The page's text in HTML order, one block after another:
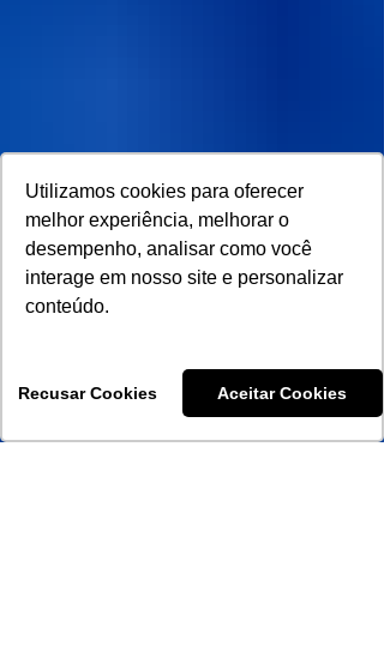
Utilizamos cookies para oferecer
melhor experiência, melhorar o
desempenho, analisar como você
interage em nosso site e personalizar
conteúdo.
Recusar Cookies Aceitar Cookies